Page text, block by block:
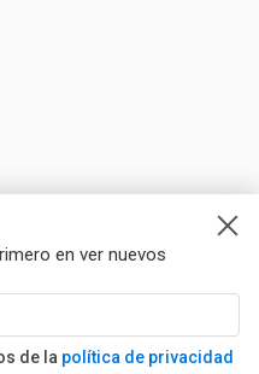
en ver nuevos
de la política de privacidad